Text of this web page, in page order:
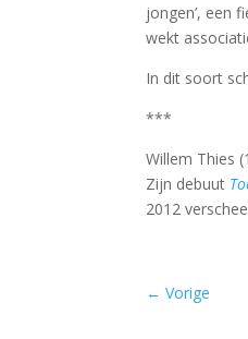
jongen’, een
wekt
In dit soort
***
Willem Thies
Zijn debuut
2012
←Vorige